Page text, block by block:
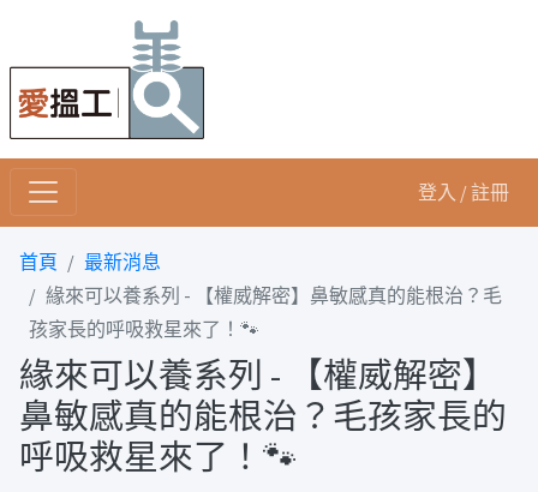
登入 / 註冊
首頁
最新消息
緣來可以養系列 - 【權威解密】鼻敏感真的能根治？毛
孩家長的呼吸救星來了！🐾
緣來可以養系列 - 【權威解密】
鼻敏感真的能根治？毛孩家長的
呼吸救星來了！🐾